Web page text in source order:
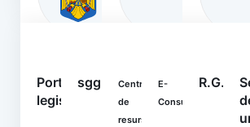
Portal
legislativ
sgg.gov.ro
Centrul
de
resurse
E-
Consultare
R.G.P.D.